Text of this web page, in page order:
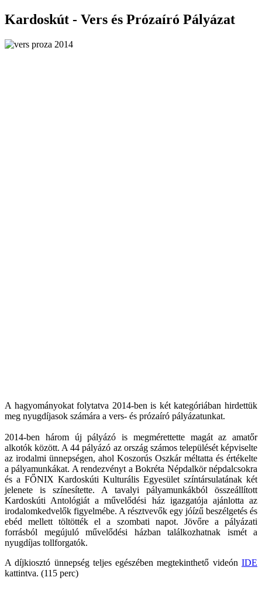
Kardoskút - Vers és Prózaíró Pályázat
A hagyományokat folytatva 2014-ben is két kategóriában hirdettük
meg nyugdíjasok számára a vers- és prózaíró pályázatunkat.
2014-ben három új pályázó is megmérettette magát az amatőr
alkotók között. A 44 pályázó az ország számos települését képviselte
az irodalmi ünnepségen, ahol Koszorús Oszkár méltatta és értékelte
a pályamunkákat. A rendezvényt a Bokréta Népdalkör népdalcsokra
és a FŐNIX Kardoskúti Kulturális Egyesület színtársulatának két
jelenete is színesítette. A tavalyi pályamunkákból összeállított
Kardoskúti Antológiát a művelődési ház igazgatója ajánlotta az
irodalomkedvelők figyelmébe. A résztvevők egy jóízű beszélgetés és
ebéd mellett töltötték el a szombati napot. Jövőre a pályázati
forrásból megújuló művelődési házban találkozhatnak ismét a
nyugdíjas tollforgatók.
A díjkiosztó ünnepség teljes egészében megtekinthető videón IDE
kattintva. (115 perc)